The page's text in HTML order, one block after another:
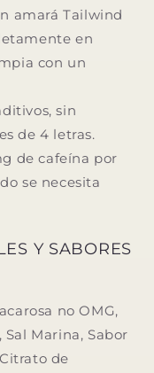
amará Tailwind
en
con un
sin
de 4 letras.
de cafeína por
se necesita
Y SABORES
no OMG,
Marina, Sabor
de